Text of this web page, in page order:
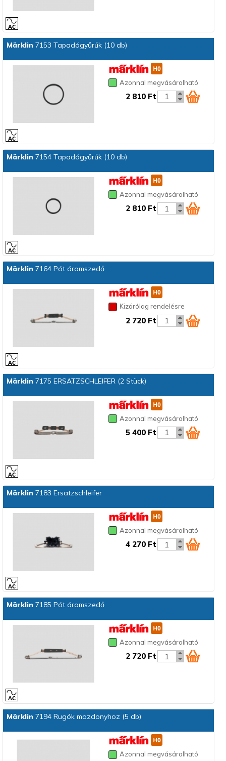
Märklin 7153 Tapadógyűrűk (10 db)
Azonnal megvásárolható
2 810 Ft
Märklin 7154 Tapadógyűrűk (10 db)
Azonnal megvásárolható
2 810 Ft
Märklin 7164 Pót áramszedő
Kizárólag rendelésre
2 720 Ft
Märklin 7175 ERSATZSCHLEIFER (2 Stück)
Azonnal megvásárolható
5 400 Ft
Märklin 7183 Ersatzschleifer
Azonnal megvásárolható
4 270 Ft
Märklin 7185 Pót áramszedő
Azonnal megvásárolható
2 720 Ft
Märklin 7194 Rugók mozdonyhoz (5 db)
Azonnal megvásárolható